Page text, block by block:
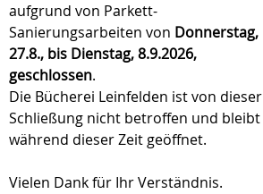
aufgrund von Parkett-
Sanierungsarbeiten von Donnerstag,
27.8., bis Dienstag, 8.9.2026,
geschlossen.
Die Bücherei Leinfelden ist von dieser
Schließung nicht betroffen und bleibt
während dieser Zeit geöffnet.
Vielen Dank für Ihr Verständnis.